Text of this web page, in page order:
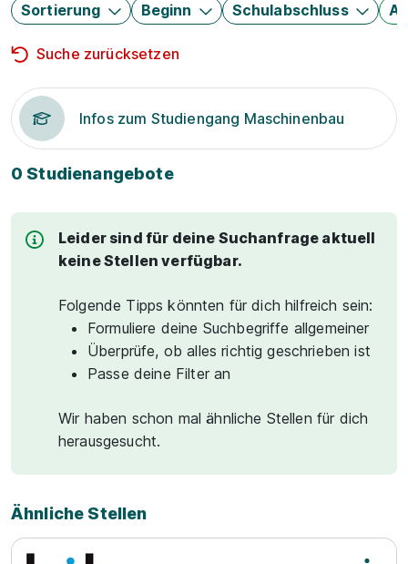
Sortierung Beginn Schulabschluss
Suche zurücksetzen
Infos zum Studiengang Maschinenbau
0 Studienangebote
Leider sind für deine Suchanfrage aktuell
keine Stellen verfügbar.
Folgende Tipps könnten für dich hilfreich sein:
Formuliere deine Suchbegriffe allgemeiner
Überprüfe, ob alles richtig geschrieben ist
Passe deine Filter an
Wir haben schon mal ähnliche Stellen für dich
herausgesucht.
Ähnliche Stellen